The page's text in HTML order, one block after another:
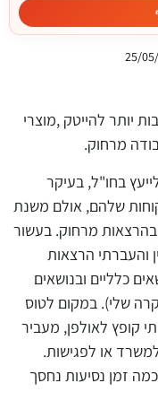
25/
יותר להייטק ,מוצרי
מרחוק.
להדריך ולייעץ בחו"ל, בעיקר
שלהם, אולם משנת
בהרצאות מרחוק. בעשור
והעברתי הרצאות
כלליים ובנושאים
שלי). במקום לטוס
קופץ לאולפן, מעביר
או לפגישות.
זמן נסיעות נחסך